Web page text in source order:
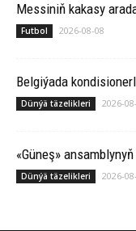
Messiniň kakasy
Futbol 2026-08-08
Belgiýada
Dünýä täzelikleri 2026-
«Güneş»
Dünýä täzelikleri 2026-